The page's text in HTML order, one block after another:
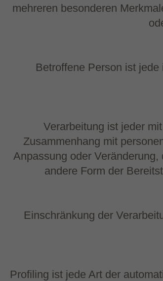
mehreren besonderen
Betroffene Person ist
Verarbeitung ist jeder
Zusammenhang mit
Anpassung oder
andere Form der
Einschränkung der
Profiling ist jede Art der